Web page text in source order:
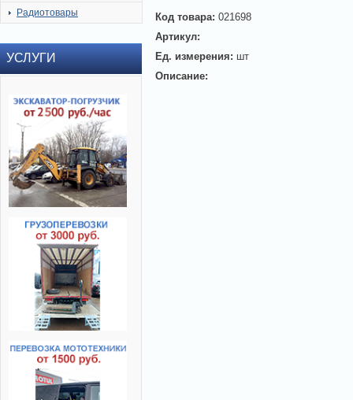
Радиотовары
УСЛУГИ
Код товара: 021698
Артикул:
Ед. измерения: шт
Описание: